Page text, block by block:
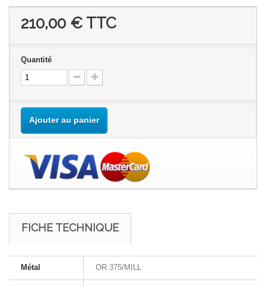
210,00 € TTC
Quantité
Ajouter au panier
FICHE TECHNIQUE
Métal OR 375/MILL